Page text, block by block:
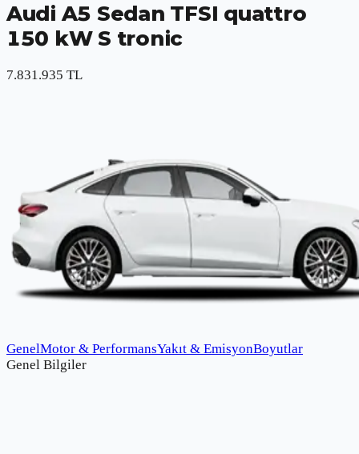
Audi A5 Sedan TFSI quattro
150 kW S tronic
7.831.935 TL
GenelMotor & PerformansYakıt & EmisyonBoyutlar
Genel Bilgiler